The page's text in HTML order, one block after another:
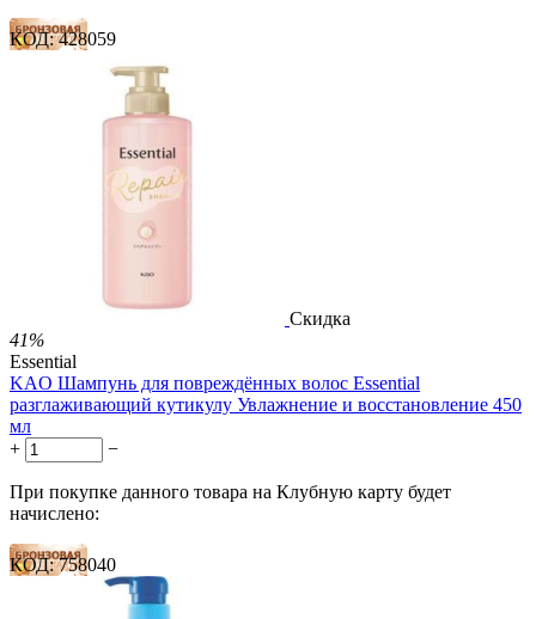
222 балла
370 баллов
1 578.00 Р
за 1.00 мл
КОД: 428059
Скидка
41%
Essential
KAO Шампунь для повреждённых волос Essential
разглаживающий кутикулу Увлажнение и восстановление 450
мл
+
−
При покупке данного товара на Клубную карту будет
начислено:
148 баллов
КОД: 758040